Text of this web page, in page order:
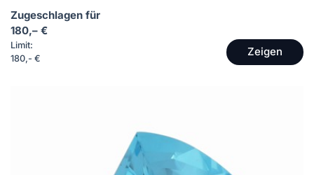
Zugeschlagen für
180,– €
Limit:
180,- €
Zeigen